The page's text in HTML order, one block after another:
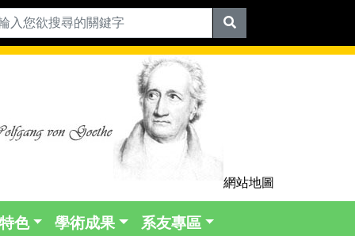
網站地圖
色 學術成果 系友專區